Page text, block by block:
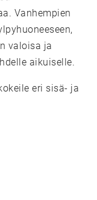
Vanhempien
valoisa ja
aikuiselle.
eri sisä- ja